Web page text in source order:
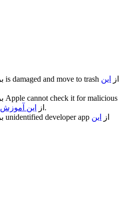
is damaged and move to trash از
این
Apple cannot check it for malicious
از این آموزش
استفاده کنید.
unidentified developer app از
این